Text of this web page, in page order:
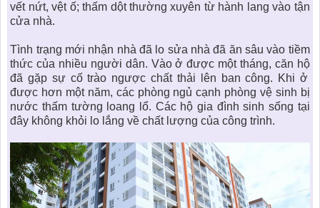
vết nứt, vệt ố; thấm dột thường xuyên từ hành lang vào tận
cửa nhà.
Tình trạng mới nhận nhà đã lo sửa nhà đã ăn sâu vào tiềm
thức của nhiều người dân. Vào ở được một tháng, căn hộ
đã gặp sự cố trào ngược chất thải lên ban công. Khi ở
được hơn một năm, các phòng ngủ cạnh phòng vệ sinh bị
nước thấm tường loang lổ. Các hộ gia đình sinh sống tại
đây không khỏi lo lắng về chất lượng của công trình.